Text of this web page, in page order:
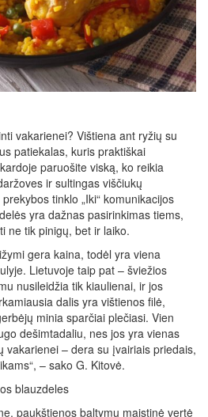
vakarienei? Vištiena ant ryžių su
patiekalas, kuris praktiškai
paruošite viską, ko reikia
ir sultingas viščiukų
tinklo „Iki“ komunikacijos
yra dažnas pasirinkimas tiems,
ne tik pinigų, bet ir laiko.
gera kaina, todėl yra viena
Lietuvoje taip pat – šviežios
nusileidžia tik kiaulienai, ir jos
dalis yra vištienos filė,
minia sparčiai plečiasi. Vien
dešimtadaliu, nes jos yra vienas
vakarienei – dera su įvairiais priedais,
– sako G. Kitovė.
blauzdeles
paukštienos baltymų maistinė vertė